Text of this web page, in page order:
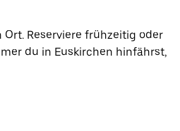
Reserviere frühzeitig oder
du in Euskirchen hinfährst,